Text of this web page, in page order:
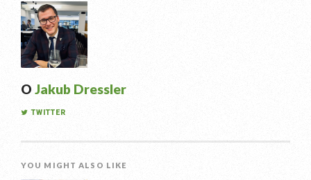
O Jakub Dressler
TWITTER
YOU MIGHT ALSO LIKE